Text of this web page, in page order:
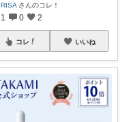
RISA さんのコレ！
1 0 2
コレ いいね